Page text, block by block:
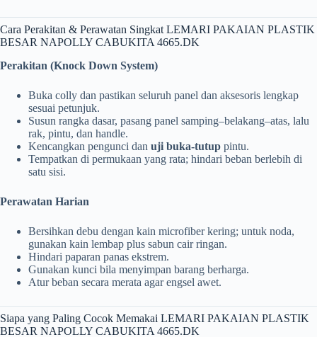
Cara Perakitan & Perawatan Singkat LEMARI PAKAIAN PLASTIK
BESAR NAPOLLY CABUKITA 4665.DK
Perakitan (Knock Down System)
Buka colly dan pastikan seluruh panel dan aksesoris lengkap
sesuai petunjuk.
Susun rangka dasar, pasang panel samping–belakang–atas, lalu
rak, pintu, dan handle.
Kencangkan pengunci dan uji buka-tutup pintu.
Tempatkan di permukaan yang rata; hindari beban berlebih di
satu sisi.
Perawatan Harian
Bersihkan debu dengan kain microfiber kering; untuk noda,
gunakan kain lembap plus sabun cair ringan.
Hindari paparan panas ekstrem.
Gunakan kunci bila menyimpan barang berharga.
Atur beban secara merata agar engsel awet.
Siapa yang Paling Cocok Memakai LEMARI PAKAIAN PLASTIK
BESAR NAPOLLY CABUKITA 4665.DK